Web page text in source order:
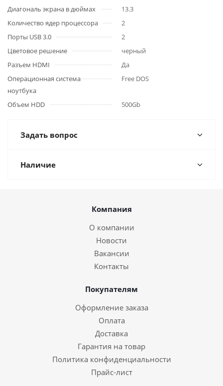
Диагональ экрана в дюймах
13.3
Количество ядер процессора
2
Порты USB 3.0
2
Цветовое решение
черный
Разъем HDMI
Да
Операционная система
ноутбука
Free DOS
Объем HDD 500Gb
Задать вопрос
Наличие
Компания
О компании
Новости
Вакансии
Контакты
Покупателям
Оформление заказа
Оплата
Доставка
Гарантия на товар
Политика конфиденциальности
Прайс-лист